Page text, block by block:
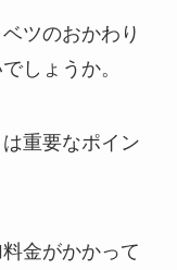
ツのおかわり
しょうか。
重要なポイン
金がかかって